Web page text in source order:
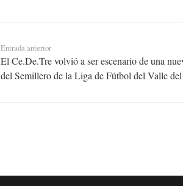
Entrada anterior
El Ce.De.Tre volvió a ser escenario de una
del Semillero de la Liga de Fútbol del Valle